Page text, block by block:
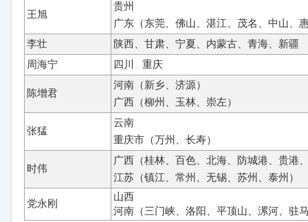
王旭
贵州
广东（东莞、佛山、湛江、茂名、中山、
李壮
陕西、甘肃、宁夏、内蒙古、青海、新疆
周海宁
四川 重庆
陈增君
河南（新乡、济源）
广西（柳州、玉林、崇左）
张猛
云南
重庆市（万州、长寿）
时伟
广西（桂林、百色、北海、防城港、贵港
江苏（镇江、常州、无锡、苏州、泰州）
党永刚
山西
河南（三门峡、洛阳、平顶山、漯河、驻